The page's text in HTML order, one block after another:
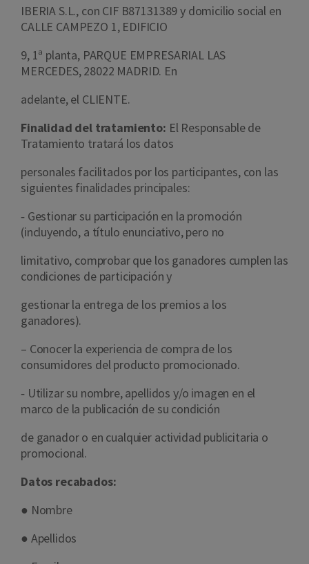
IBERIA S.L., con CIF B87131389 y domicilio social en
CALLE CAMPEZO 1, EDIFICIO
9, 1ª planta, PARQUE EMPRESARIAL LAS
MERCEDES, 28022 MADRID. En
adelante, el CLIENTE.
Finalidad del tratamiento: El Responsable de
Tratamiento tratará los datos
personales facilitados por los participantes, con las
siguientes finalidades principales:
‐Gestionar su participación en la promoción
(incluyendo, a título enunciativo, pero no
limitativo, comprobar que los ganadores cumplen las
condiciones de participación y
gestionar la entrega de los premios a los
ganadores).
– Conocer la experiencia de compra de los
consumidores del producto promocionado.
‐Utilizar su nombre, apellidos y/o imagen en el
marco de la publicación de su condición
de ganador o en cualquier actividad publicitaria o
promocional.
Datos recabados:
● Nombre
● Apellidos